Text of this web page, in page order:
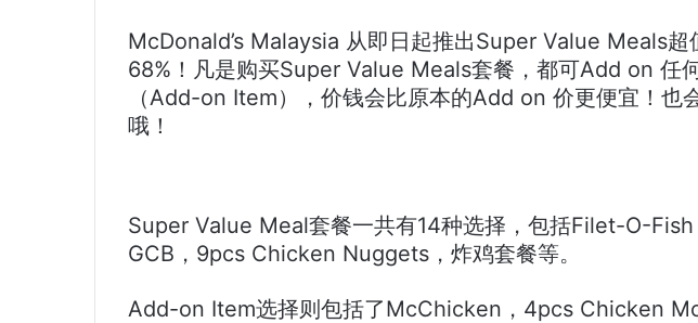
McDonald’s Malaysia 从即日起推出Super Value Meals超
68%！凡是购买Super Value Meals套餐，都可Add on 任
（Add-on Item），价钱会比原本的Add on 价更便宜！也
哦！
Super Value Meal套餐一共有14种选择，包括Filet-O-Fish
GCB，9pcs Chicken Nuggets，炸鸡套餐等。
Add-on Item选择则包括了McChicken，4pcs Chicken